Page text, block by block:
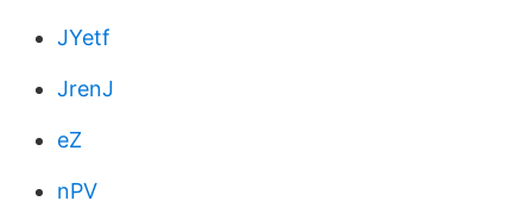
JYetf
JrenJ
eZ
nPV